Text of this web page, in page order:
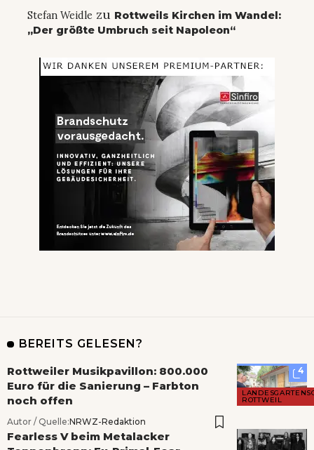
Stefan Weidle zu Rottweils Kirchen im Wandel:
„Der größte Umbruch seit Napoleon“
BEREITS GELESEN?
4
ROTTWEIL
Rottweiler Musikpavillon: 800.000
Euro für die Sanierung – Farbton
noch offen
Autor / Quelle:NRWZ-Redaktion
Fearless V beim Metalacker